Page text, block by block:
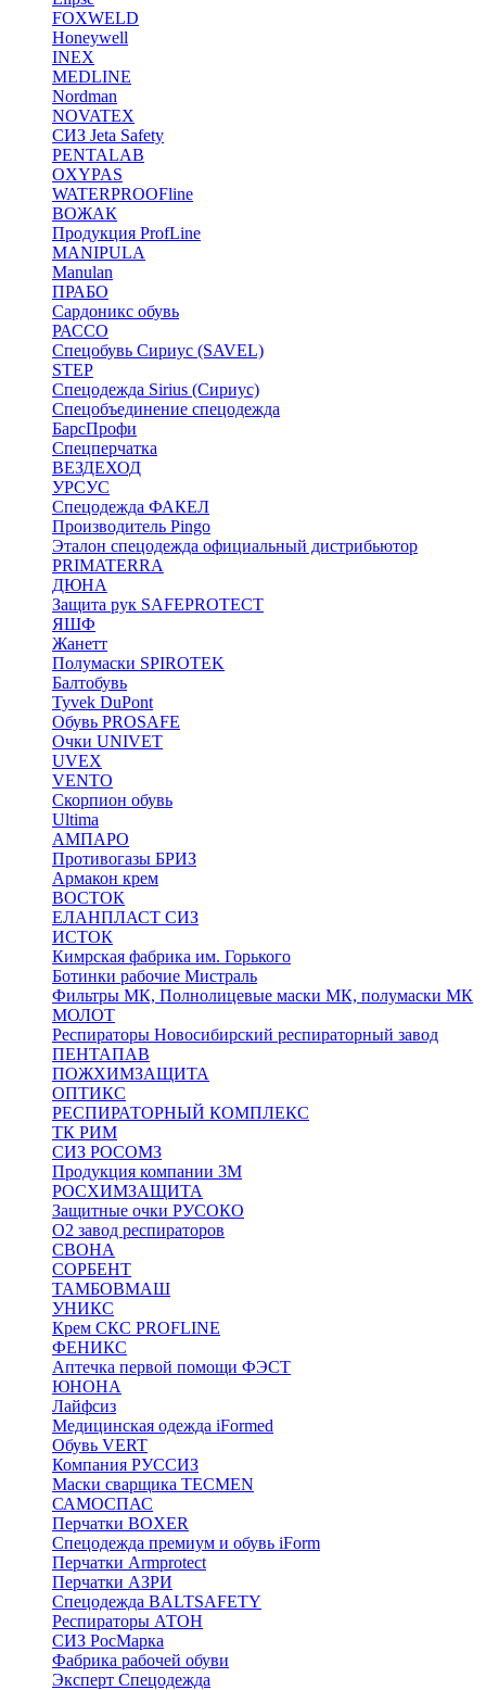
FOXWELD
Honeywell
INEX
MEDLINE
Nordman
NOVATEX
СИЗ Jeta Safety
PENTALAB
OXYPAS
WATERPROOFline
ВОЖАК
Продукция ProfLine
MANIPULA
Manulan
ПРАБО
Сардоникс обувь
РАССО
Спецобувь Сириус (SAVEL)
STEP
Спецодежда Sirius (Сириус)
Спецобъединение спецодежда
БарсПрофи
Спецперчатка
ВЕЗДЕХОД
УРСУС
Спецодежда ФАКЕЛ
Производитель Pingo
Эталон спецодежда официальный дистрибьютор
PRIMATERRA
ДЮНА
Защита рук SAFEPROTECT
ЯШФ
Жанетт
Полумаски SPIROTEK
Балтобувь
Tyvek DuPont
Обувь PROSAFE
Очки UNIVET
UVEX
VENTO
Скорпион обувь
Ultima
АМПАРО
Противогазы БРИЗ
Армакон крем
ВОСТОК
ЕЛАНПЛАСТ СИЗ
ИСТОК
Кимрская фабрика им. Горького
Ботинки рабочие Мистраль
Фильтры МК, Полнолицевые маски МК, полумаски МК
МОЛОТ
Респираторы Новосибирский респираторный завод
ПЕНТАПАВ
ПОЖХИМЗАЩИТА
ОПТИКС
РЕСПИРАТОРНЫЙ КОМПЛЕКС
ТК РИМ
СИЗ РОСОМЗ
Продукция компании 3M
РОСХИМЗАЩИТА
Защитные очки РУСОКО
О2 завод респираторов
СВОНА
СОРБЕНТ
ТАМБОВМАШ
УНИКС
Крем СКС PROFLINE
ФЕНИКС
Аптечка первой помощи ФЭСТ
ЮНОНА
Лайфсиз
Медицинская одежда iFormed
Обувь VERT
Компания РУССИЗ
Маски сварщика TECMEN
САМОСПАС
Перчатки BOXER
Спецодежда премиум и обувь iForm
Перчатки Armprotect
Перчатки АЗРИ
Спецодежда BALTSAFETY
Респираторы АТОН
СИЗ РосМарка
Фабрика рабочей обуви
Эксперт Спецодежда